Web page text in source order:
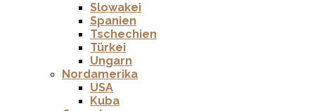
Slowakei
Spanien
Tschechien
Türkei
Ungarn
Nordamerika
USA
Kuba